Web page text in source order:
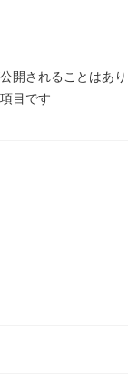
開されることはあり
目です